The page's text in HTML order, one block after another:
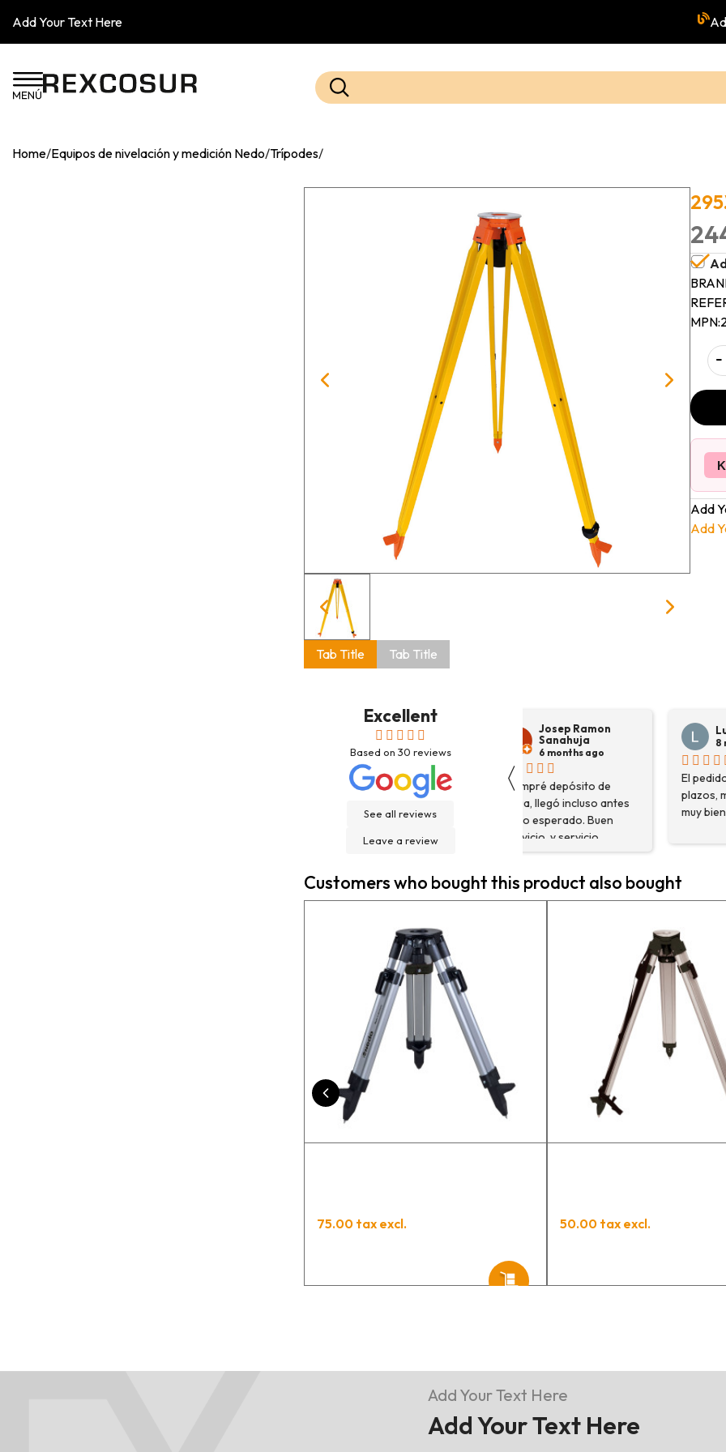
Add Your Text Here
Home/Equipos de nivelación y medición Nedo/Trípodes/
MPN:
-
Add
Add
Tab Title Tab Title
Excellent
Based on 30 reviews
See all reviews
Leave a review
〈
y perfecto el transporte !
Es un placer cuando todo
Josep Ramon
Sanahuja
6 months ago
Compré depósito de
agua, llegó incluso antes
de lo esperado. Buen
servicio, y servicio
Luis Ortega
8 months ago
El pedido cumplió con sus
plazos, me aconsejaron
muy bien.
Customers who bought this product also bought
75.00 tax excl. 50.00 tax excl.
Add Your Text Here
Add Your Text Here